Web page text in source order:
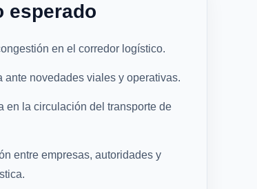
esperado
en el corredor logístico.
ante novedades viales y operativas.
en la circulación del transporte de
entre empresas, autoridades y